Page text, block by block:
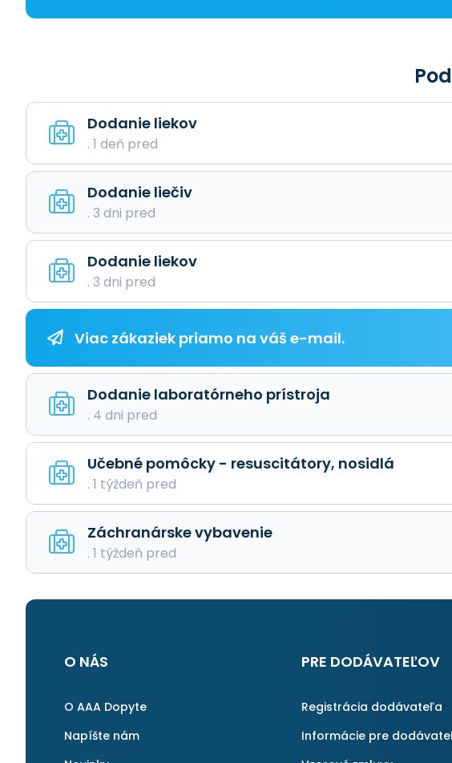
Dodanie liekov
. 1 deň pred
Dodanie liečiv
. 3 dni pred
Dodanie liekov
. 3 dni pred
Viac zákaziek priamo na váš e-mail.
Dodanie laboratórneho prístroja
. 4 dni pred
Učebné pomôcky - resuscitátory, nosidlá
. 1 týždeň pred
Záchranárske vybavenie
. 1 týždeň pred
O NÁS
O AAA Dopyte
Napíšte nám
PRE DODÁVATEĽOV
Registrácia dodávateľa
Informácie pre